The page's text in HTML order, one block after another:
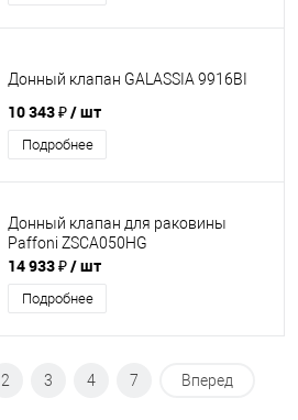
Донный клапан GALASSIA 9916BI
10 343 ₽/ шт
Подробнее
Донный клапан для раковины
Paffoni ZSCA050HG
14 933 ₽/ шт
Подробнее
2 3 4 7 Вперед